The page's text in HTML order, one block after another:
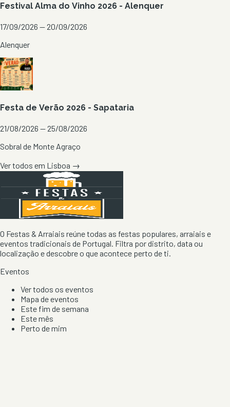
Festival Alma do Vinho 2026 - Alenquer
17/09/2026 — 20/09/2026
Alenquer
Festa de Verão 2026 - Sapataria
21/08/2026 — 25/08/2026
Sobral de Monte Agraço
Ver todos em Lisboa →
O Festas & Arraiais reúne todas as festas populares, arraiais e
eventos tradicionais de Portugal. Filtra por distrito, data ou
localização e descobre o que acontece perto de ti.
Eventos
Ver todos os eventos
Mapa de eventos
Este fim de semana
Este mês
Perto de mim